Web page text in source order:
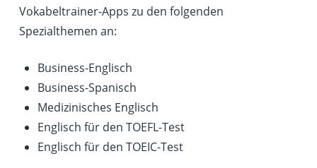
Vokabeltrainer-Apps zu den folgenden
Spezialthemen an:
Business-Englisch
Business-Spanisch
Medizinisches Englisch
Englisch für den TOEFL-Test
Englisch für den TOEIC-Test